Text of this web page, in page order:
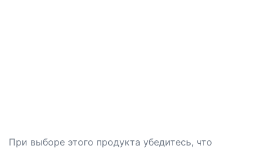
При выборе этого продукта убедитесь, что